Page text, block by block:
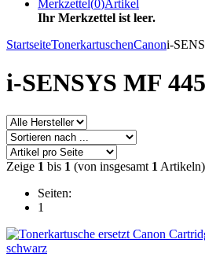
Merkzettel(0)Artikel
Ihr Merkzettel ist leer.
StartseiteTonerkartuschenCanoni-
i-SENSYS MF
Zeige 1 bis 1 (von insgesamt 1 Artikeln)
Seiten:
1